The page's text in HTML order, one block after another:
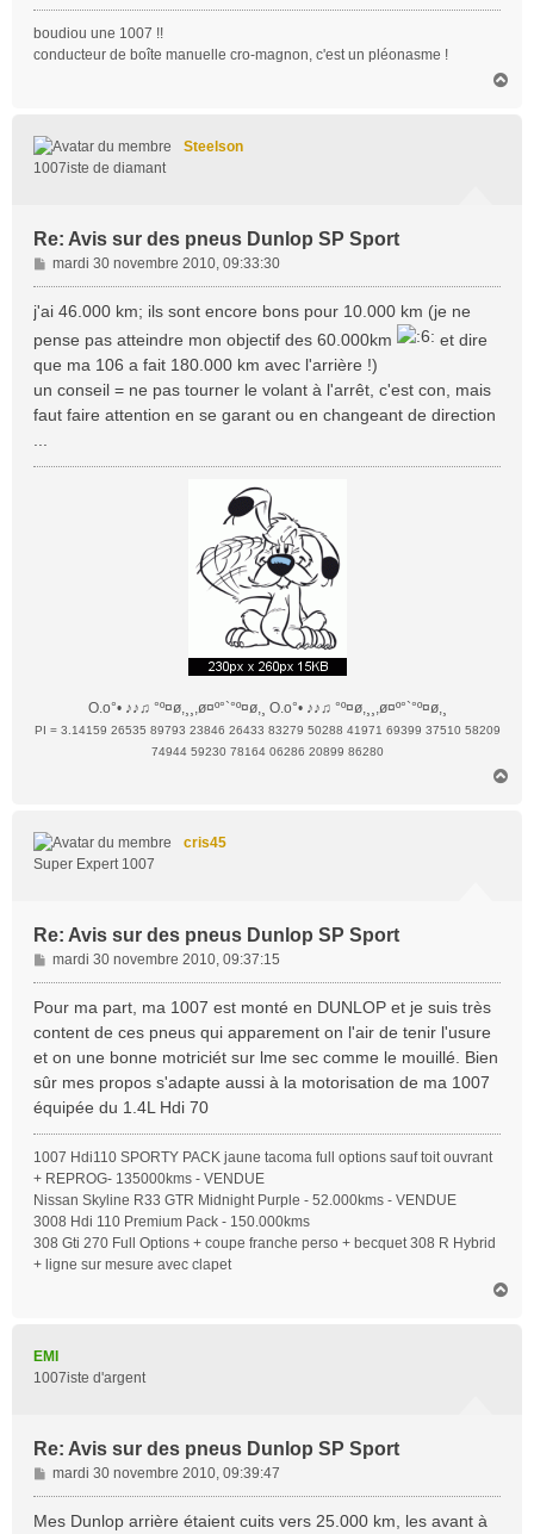
boudiou une 1007 !!
conducteur de boîte manuelle cro-magnon, c'est un pléonasme !
Steelson
1007iste de diamant
Re: Avis sur des pneus Dunlop SP Sport
M
e
s
a
g
e
mardi 30 novembre 2010, 09:33:30
j'ai 46.000 km; ils sont encore bons pour 10.000 km (je ne
pense pas atteindre mon objectif des 60.000km
et dire
que ma 106 a fait 180.000 km avec l'arrière !)
un conseil = ne pas tourner le volant à l'arrêt, c'est con, mais
faut faire attention en se garant ou en changeant de direction
O.o°• ♪♪♫ °º¤ø,¸¸,ø¤º°`°º¤ø,¸ O.o°• ♪♪♫ °º¤ø,¸¸,ø¤º°`°º¤ø,¸
PI = 3.14159 26535 89793 23846 26433 83279 50288 41971 69399 37510 58209
74944 59230 78164 06286 20899 86280
cris45
Super Expert 1007
Re: Avis sur des pneus Dunlop SP Sport
M
e
s
a
g
e
mardi 30 novembre 2010, 09:37:15
Pour ma part, ma 1007 est monté en DUNLOP et je suis très
content de ces pneus qui apparement on l'air de tenir l'usure
et on une bonne motriciét sur lme sec comme le mouillé. Bien
sûr mes propos s'adapte aussi à la motorisation de ma 1007
équipée du 1.4L Hdi 70
1007 Hdi110 SPORTY PACK jaune tacoma full options sauf toit ouvrant
+ REPROG- 135000kms - VENDUE
Nissan Skyline R33 GTR Midnight Purple - 52.000kms - VENDUE
3008 Hdi 110 Premium Pack - 150.000kms
308 Gti 270 Full Options + coupe franche perso + becquet 308 R Hybrid
+ ligne sur mesure avec clapet
EMI
1007iste d'argent
Re: Avis sur des pneus Dunlop SP Sport
M
e
s
mardi 30 novembre 2010, 09:39:47
Mes Dunlop arrière étaient cuits vers 25.000 km, les avant à